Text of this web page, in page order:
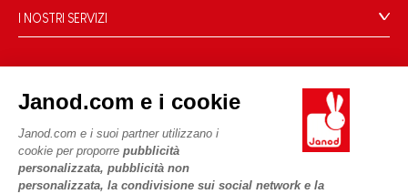
Janod.com e i cookie
Janod.com e i suoi partner utilizzano i
cookie per proporre pubblicità
personalizzata, pubblicità non
personalizzata, la condivisione sui social network e la
Richiamo prodotti
Cookies
Termini delle offerte
Condizioni d'uso #YesJanod
Le nostre attività
Impegni di RSI
Cos'è FSC®?
I NOSTRI SERVIZI
Spedizione
Video
Regole di gioco e istruzioni
Pezzi staccati
SEGUICI